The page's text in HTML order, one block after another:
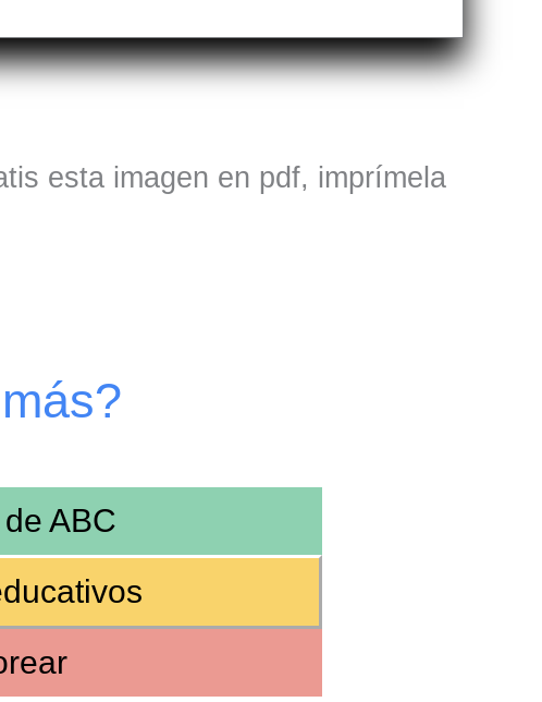
esta imagen en pdf, imprímela
ABC